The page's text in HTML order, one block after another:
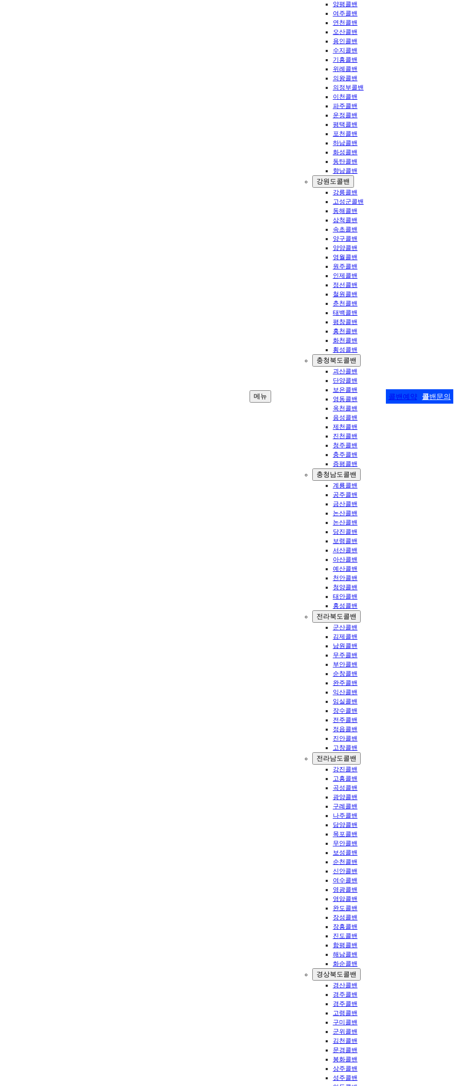
메뉴
양평콜밴
여주콜밴
연천콜밴
오산콜밴
용인콜밴
수지콜밴
기흥콜밴
위례콜밴
의왕콜밴
의정부콜밴
이천콜밴
파주콜밴
운정콜밴
평택콜밴
포천콜밴
하남콜밴
화성콜밴
동탄콜밴
향남콜밴
강원도콜밴
강릉콜밴
고성군콜밴
동해콜밴
삼척콜밴
속초콜밴
양구콜밴
양양콜밴
영월콜밴
원주콜밴
인제콜밴
정선콜밴
철원콜밴
춘천콜밴
태백콜밴
평창콜밴
홍천콜밴
화천콜밴
횡성콜밴
충청북도콜밴
괴산콜밴
단양콜밴
보은콜밴
영동콜밴
옥천콜밴
음성콜밴
제천콜밴
진천콜밴
청주콜밴
충주콜밴
증평콜밴
충청남도콜밴
계룡콜밴
공주콜밴
금산콜밴
논산콜밴
논산콜밴
당진콜밴
보령콜밴
서산콜밴
아산콜밴
예산콜밴
천안콜밴
청양콜밴
태안콜밴
홍성콜밴
전라북도콜밴
군산콜밴
김제콜밴
남원콜밴
무주콜밴
부안콜밴
순창콜밴
완주콜밴
익산콜밴
임실콜밴
장수콜밴
전주콜밴
정읍콜밴
진안콜밴
고창콜밴
전라남도콜밴
강진콜밴
고흥콜밴
곡성콜밴
광양콜밴
구례콜밴
나주콜밴
담양콜밴
목포콜밴
무안콜밴
보성콜밴
순천콜밴
신안콜밴
여수콜밴
영광콜밴
영암콜밴
완도콜밴
장성콜밴
장흥콜밴
진도콜밴
함평콜밴
해남콜밴
화순콜밴
경상북도콜밴
경산콜밴
경주콜밴
경주콜밴
고령콜밴
구미콜밴
군위콜밴
김천콜밴
문경콜밴
봉화콜밴
상주콜밴
성주콜밴
콜밴예약 콜밴문의